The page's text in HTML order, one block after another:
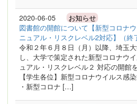
2020-06-05 お知らせ
図書館の開館について【新型コロナ
ニュアル・リスクレベル2対応】（終
令和２年６月８日（月）以降、埼玉
し、大学で策定された新型コロナウ
ュアル・リスクレベル２ 対応の開館
【学生各位】新型コロナウイルス感
・新型コロナ […]